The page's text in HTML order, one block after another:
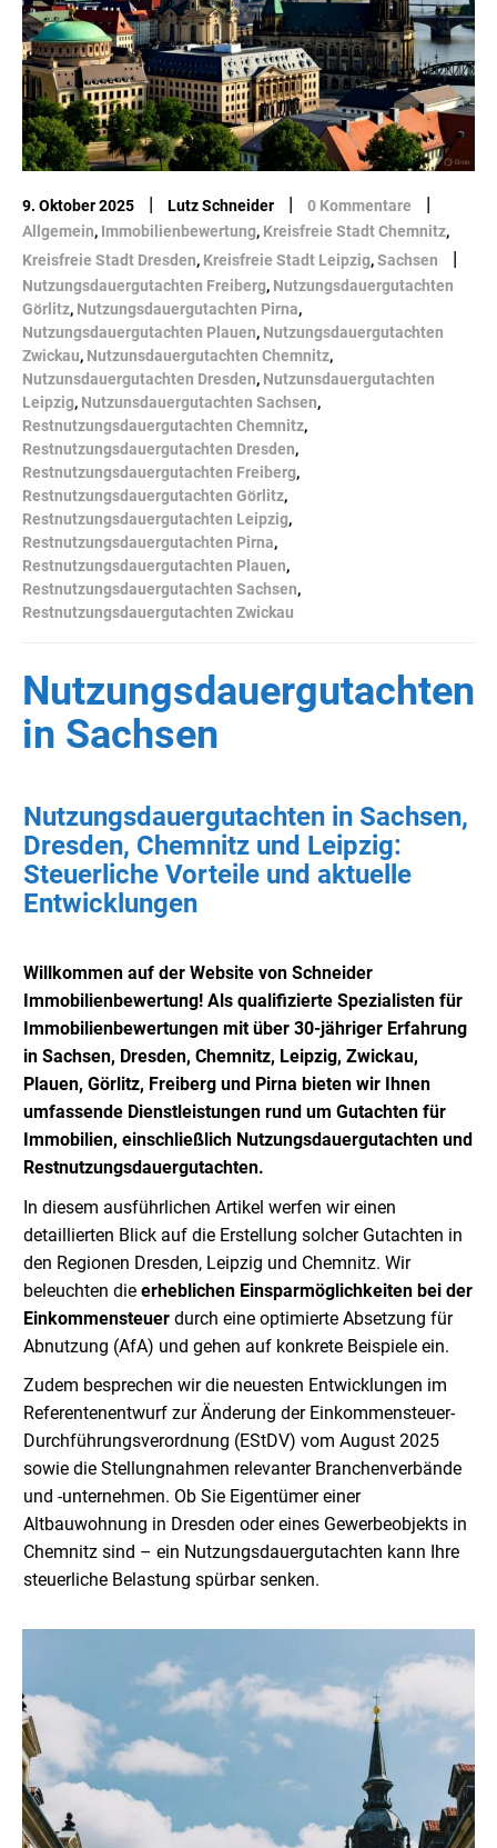
9. Oktober 2025 | Lutz Schneider | 0 Kommentare |
Allgemein, Immobilienbewertung, Kreisfreie Stadt Chemnitz,
Kreisfreie Stadt Dresden, Kreisfreie Stadt Leipzig,Sachsen |
Nutzungsdauergutachten Freiberg, Nutzungsdauergutachten
Görlitz, Nutzungsdauergutachten Pirna,
Nutzungsdauergutachten Plauen, Nutzungsdauergutachten
Zwickau, Nutzunsdauergutachten Chemnitz,
Nutzunsdauergutachten Dresden, Nutzunsdauergutachten
Leipzig, Nutzunsdauergutachten Sachsen,
Restnutzungsdauergutachten Chemnitz,
Restnutzungsdauergutachten Dresden,
Restnutzungsdauergutachten Freiberg,
Restnutzungsdauergutachten Görlitz,
Restnutzungsdauergutachten Leipzig,
Restnutzungsdauergutachten Pirna,
Restnutzungsdauergutachten Plauen,
Restnutzungsdauergutachten Sachsen,
Restnutzungsdauergutachten Zwickau
Nutzungsdauergutachten
in Sachsen
Nutzungsdauergutachten in Sachsen,
Dresden, Chemnitz und Leipzig:
Steuerliche Vorteile und aktuelle
Entwicklungen
Willkommen auf der Website von Schneider
Immobilienbewertung! Als qualifizierte Spezialisten für
Immobilienbewertungen mit über 30-jähriger Erfahrung
in Sachsen, Dresden, Chemnitz, Leipzig, Zwickau,
Plauen, Görlitz, Freiberg und Pirna bieten wir Ihnen
umfassende Dienstleistungen rund um Gutachten für
Immobilien, einschließlich Nutzungsdauergutachten und
Restnutzungsdauergutachten.
In diesem ausführlichen Artikel werfen wir einen
detaillierten Blick auf die Erstellung solcher Gutachten in
den Regionen Dresden, Leipzig und Chemnitz. Wir
beleuchten die erheblichen Einsparmöglichkeiten bei der
Einkommensteuer durch eine optimierte Absetzung für
Abnutzung (AfA) und gehen auf konkrete Beispiele ein.
Zudem besprechen wir die neuesten Entwicklungen im
Referentenentwurf zur Änderung der Einkommensteuer-
Durchführungsverordnung (EStDV) vom August 2025
sowie die Stellungnahmen relevanter Branchenverbände
und -unternehmen. Ob Sie Eigentümer einer
Altbauwohnung in Dresden oder eines Gewerbeobjekts in
Chemnitz sind – ein Nutzungsdauergutachten kann Ihre
steuerliche Belastung spürbar senken.